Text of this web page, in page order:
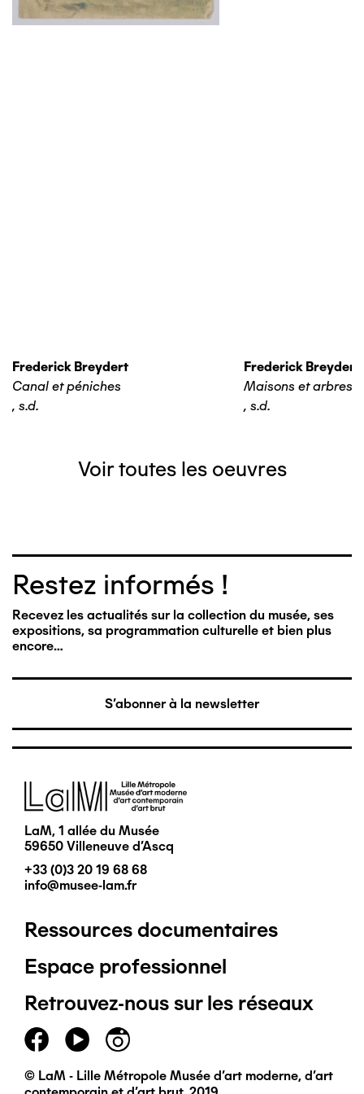
Frederick Breydert
Canal et péniches
, s.d.
Frederick Breydert
Maisons et arbres
, s.d.
Voir toutes les oeuvres
Restez informés !
Recevez les actualités sur la collection du musée, ses
expositions, sa programmation culturelle et bien plus
encore…
S'abonner à la newsletter
Image
LaM, 1 allée du Musée
59650 Villeneuve d'Ascq
+33 (0)3 20 19 68 68
info@musee-lam.fr
Pied
de
page
principal
Ressources documentaires
Espace professionnel
Retrouvez-nous sur les réseaux
© LaM - Lille Métropole Musée d'art moderne, d'art